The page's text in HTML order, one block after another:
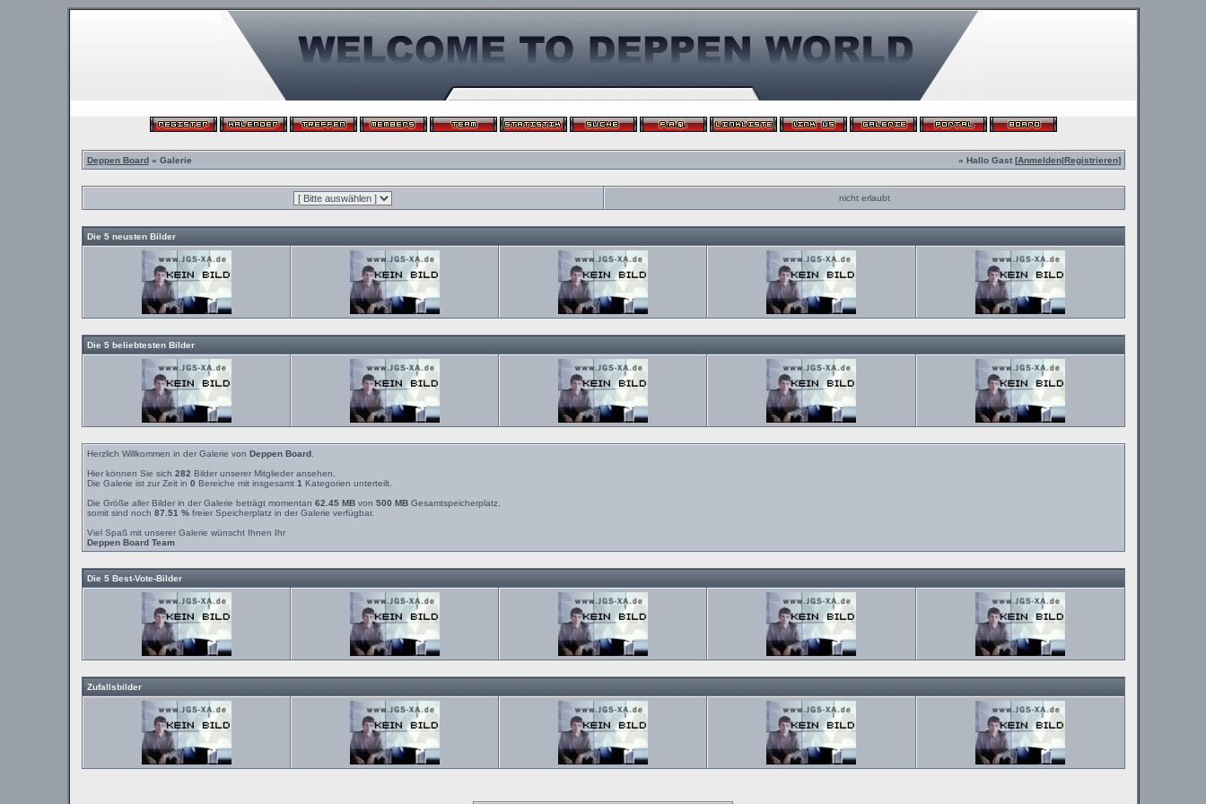
Deppen Board» Galerie » Hallo Gast [Anmelden|Registrieren]
nicht erlaubt
Die 5 neusten Bilder
Die 5 beliebtesten Bilder
Herzlich Willkommen in der Galerie von Deppen Board.
Hier können Sie sich 282 Bilder unserer Mitglieder ansehen.
Die Galerie ist zur Zeit in 0 Bereiche mit insgesamt 1 Kategorien unterteilt.
Die Größe aller Bilder in der Galerie beträgt momentan 62.45 MBvon 500 MBGesamtspeicherplatz,
somit sind noch 87.51 %freier Speicherplatz in der Galerie verfügbar.
Viel Spaß mit unserer Galerie wünscht Ihnen Ihr
Deppen Board Team
Die 5 Best-Vote-Bilder
Zufallsbilder